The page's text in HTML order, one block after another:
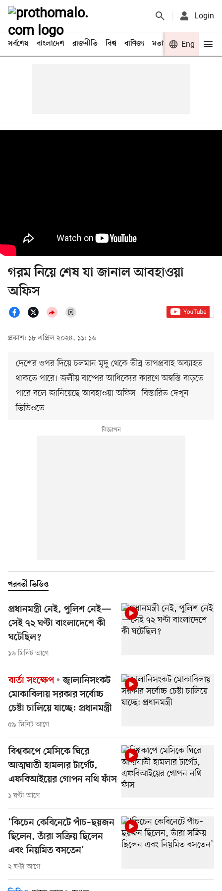
Login
সর্বশেষ বাংলাদেশ রাজনীতি বিশ্ব বাণিজ্য মতামত খেলা
Eng
গরম নিয়ে শেষ যা জানাল আবহাওয়া
অফিস
প্রকাশ: ১৮ এপ্রিল ২০২৪, ১১: ১৬
দেশের ওপর দিয়ে চলমান মৃদু থেকে তীব্র তাপপ্রবাহ অব্যাহত
থাকতে পারে। জলীয় বাষ্পের আধিক্যের কারণে অস্বস্তি বাড়তে
পারে বলে জানিয়েছে আবহাওয়া অফিস। বিস্তারিত দেখুন
ভিডিওতে
পরবর্তী ভিডিও
প্রধানমন্ত্রী নেই, পুলিশ নেই—
সেই ৭২ ঘণ্টা বাংলাদেশে কী
ঘটেছিল?
১৬ মিনিট আগে
বার্তা সংক্ষেপ
জ্বালানিসংকট
মোকাবিলায় সরকার সর্বোচ্চ
চেষ্টা চালিয়ে যাচ্ছে: প্রধানমন্ত্রী
৫৯ মিনিট আগে
বিশ্বকাপে মেসিকে ঘিরে
আত্মঘাতী হামলার টার্গেট,
এফবিআইয়ের গোপন নথি ফাঁস
১ ঘণ্টা আগে
‘কিচেন কেবিনেটে পাঁচ–ছয়জন
ছিলেন, তাঁরা সক্রিয় ছিলেন
এবং নিয়মিত বসতেন’
২ ঘণ্টা আগে